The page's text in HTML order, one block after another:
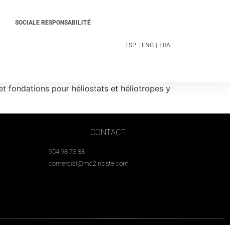
SOCIALE RESPONSABILITÉ
ESP ENG FRA
fondations pour héliostats et héliotropes y
CONTACT
954 98 73 88
comercial@mc2insiste.com